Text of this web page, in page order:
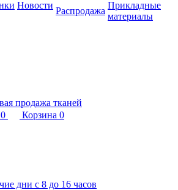
Новости
Распродажа
Прикладные
материалы
0 Корзина 0
дни с 8 до 16 часов